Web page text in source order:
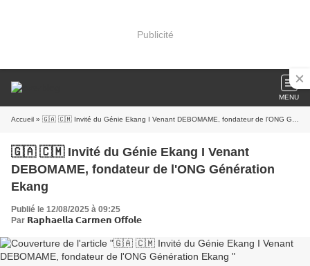
Publicité
MENU
Accueil » 🇬🇦 🇨🇲 Invité du Génie Ekang I Venant DEBOMAME, fondateur de l'ONG Génération Ekang
🇬🇦 🇨🇲 Invité du Génie Ekang I Venant
DEBOMAME, fondateur de l'ONG Génération
Ekang
Publié le 12/08/2025 à 09:25
Par 𝗥𝗮𝗽𝗵𝗮𝗲𝗹𝗹𝗮 𝗖𝗮𝗿𝗺𝗲𝗻 𝗢𝗳𝗳𝗼𝗹𝗲